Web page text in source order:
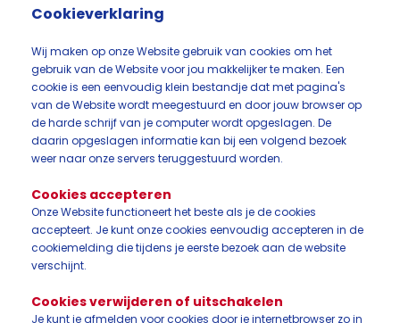
Cookieverklaring
Wij maken op onze Website gebruik van cookies om het
gebruik van de Website voor jou makkelijker te maken. Een
cookie is een eenvoudig klein bestandje dat met pagina's
van de Website wordt meegestuurd en door jouw browser op
de harde schrijf van je computer wordt opgeslagen. De
daarin opgeslagen informatie kan bij een volgend bezoek
weer naar onze servers teruggestuurd worden.
Cookies accepteren
Onze Website functioneert het beste als je de cookies
accepteert. Je kunt onze cookies eenvoudig accepteren in de
cookiemelding die tijdens je eerste bezoek aan de website
verschijnt.
Cookies verwijderen of uitschakelen
Je kunt je afmelden voor cookies door je internetbrowser zo in